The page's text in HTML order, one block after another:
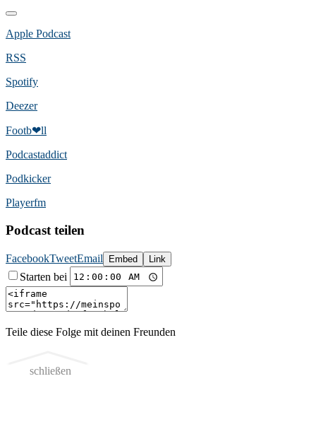
Apple Podcast
RSS
Spotify
Deezer
Footb❤ll
Podcast­addict
Podkicker
Playerfm
Podcast teilen
FacebookTweetEmail Embed Link
Starten bei
Teile diese Folge mit deinen Freunden
schließen